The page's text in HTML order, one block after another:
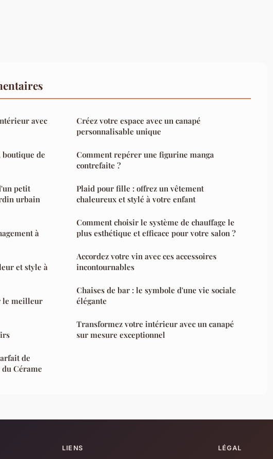
avec
de
petit
urbain
à
et style à
le meilleur
de
Cérame
Créez votre espace avec un canapé
personnalisable unique
Comment repérer une figurine manga
contrefaite ?
Plaid pour fille : offrez un vêtement
chaleureux et stylé à votre enfant
Comment choisir le système de chauffage le
plus esthétique et efficace pour votre salon ?
Accordez votre vin avec ces accessoires
incontournables
Chaises de bar : le symbole d'une vie sociale
élégante
Transformez votre intérieur avec un canapé
sur mesure exceptionnel
LIENS LÉGAL